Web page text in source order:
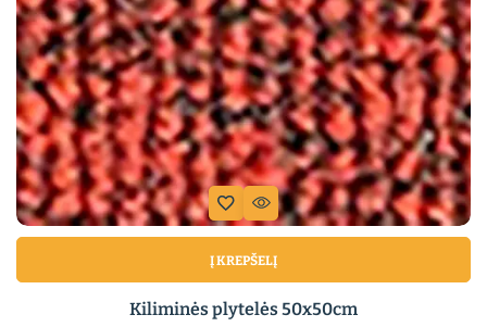
Į KREPŠELĮ
Kiliminės plytelės 50x50cm